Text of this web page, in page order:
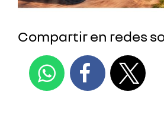
Compartir en redes